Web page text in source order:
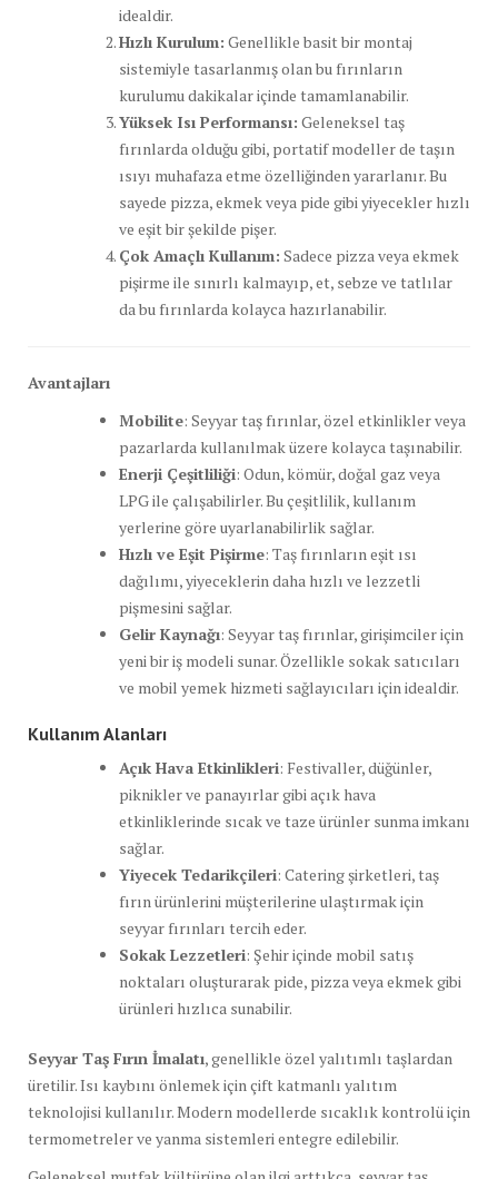
idealdir.
Hızlı Kurulum: Genellikle basit bir montaj
sistemiyle tasarlanmış olan bu fırınların
kurulumu dakikalar içinde tamamlanabilir.
Yüksek Isı Performansı: Geleneksel taş
fırınlarda olduğu gibi, portatif modeller de taşın
ısıyı muhafaza etme özelliğinden yararlanır. Bu
sayede pizza, ekmek veya pide gibi yiyecekler hızlı
ve eşit bir şekilde pişer.
Çok Amaçlı Kullanım: Sadece pizza veya ekmek
pişirme ile sınırlı kalmayıp, et, sebze ve tatlılar
da bu fırınlarda kolayca hazırlanabilir.
Avantajları
Mobilite: Seyyar taş fırınlar, özel etkinlikler veya
pazarlarda kullanılmak üzere kolayca taşınabilir.
Enerji Çeşitliliği: Odun, kömür, doğal gaz veya
LPG ile çalışabilirler. Bu çeşitlilik, kullanım
yerlerine göre uyarlanabilirlik sağlar.
Hızlı ve Eşit Pişirme: Taş fırınların eşit ısı
dağılımı, yiyeceklerin daha hızlı ve lezzetli
pişmesini sağlar.
Gelir Kaynağı: Seyyar taş fırınlar, girişimciler için
yeni bir iş modeli sunar. Özellikle sokak satıcıları
ve mobil yemek hizmeti sağlayıcıları için idealdir.
Kullanım Alanları
Açık Hava Etkinlikleri: Festivaller, düğünler,
piknikler ve panayırlar gibi açık hava
etkinliklerinde sıcak ve taze ürünler sunma imkanı
sağlar.
Yiyecek Tedarikçileri: Catering şirketleri, taş
fırın ürünlerini müşterilerine ulaştırmak için
seyyar fırınları tercih eder.
Sokak Lezzetleri: Şehir içinde mobil satış
noktaları oluşturarak pide, pizza veya ekmek gibi
ürünleri hızlıca sunabilir.
Seyyar Taş Fırın İmalatı, genellikle özel yalıtımlı taşlardan
üretilir. Isı kaybını önlemek için çift katmanlı yalıtım
teknolojisi kullanılır. Modern modellerde sıcaklık kontrolü için
termometreler ve yanma sistemleri entegre edilebilir.